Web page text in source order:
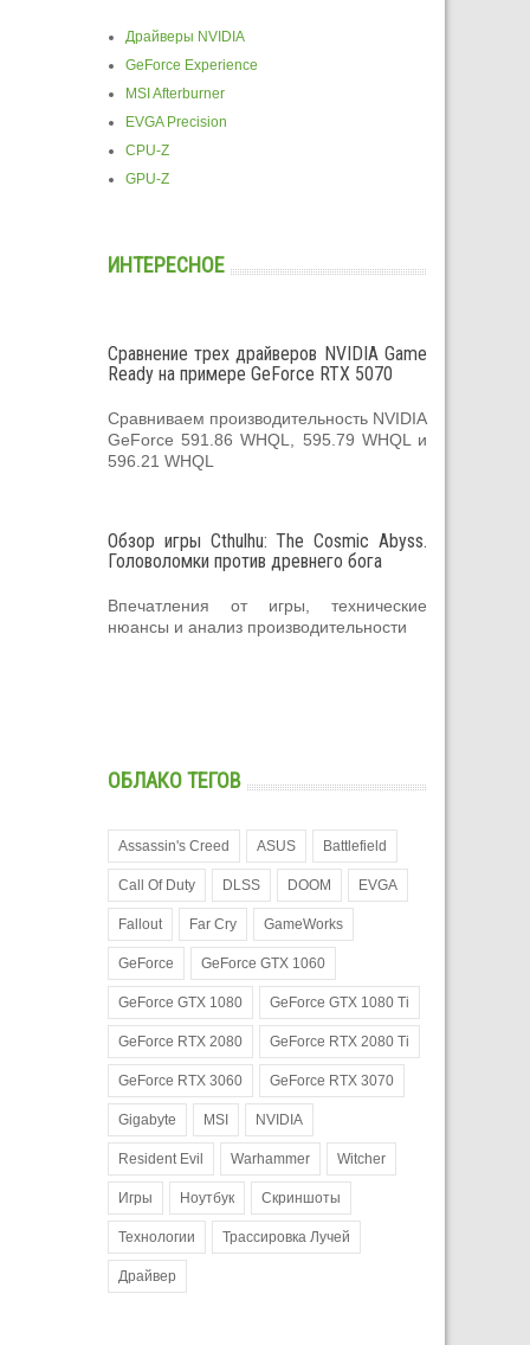
Драйверы NVIDIA
GeForce Experience
MSI Afterburner
EVGA Precision
CPU-Z
GPU-Z
ИНТЕРЕСНОЕ
Сравнение трех драйверов NVIDIA Game
Ready на примере GeForce RTX 5070
Сравниваем производительность NVIDIA
GeForce 591.86 WHQL, 595.79 WHQL и
596.21 WHQL
Обзор игры Cthulhu: The Cosmic Abyss.
Головоломки против древнего бога
Впечатления от игры, технические
нюансы и анализ производительности
ОБЛАКО ТЕГОВ
Assassin's Creed ASUS Battlefield
Call Of Duty DLSS DOOM EVGA
Fallout Far Cry GameWorks
GeForce GeForce GTX 1060
GeForce GTX 1080 GeForce GTX 1080 Ti
GeForce RTX 2080 GeForce RTX 2080 Ti
GeForce RTX 3060 GeForce RTX 3070
Gigabyte MSI NVIDIA
Resident Evil Warhammer Witcher
Игры Ноутбук Скриншоты
Технологии Трассировка Лучей
Драйвер